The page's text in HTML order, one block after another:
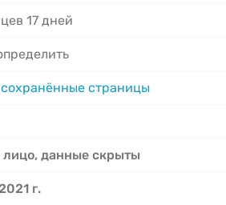
17 дней
страницы
лицо, данные скрыты
г.